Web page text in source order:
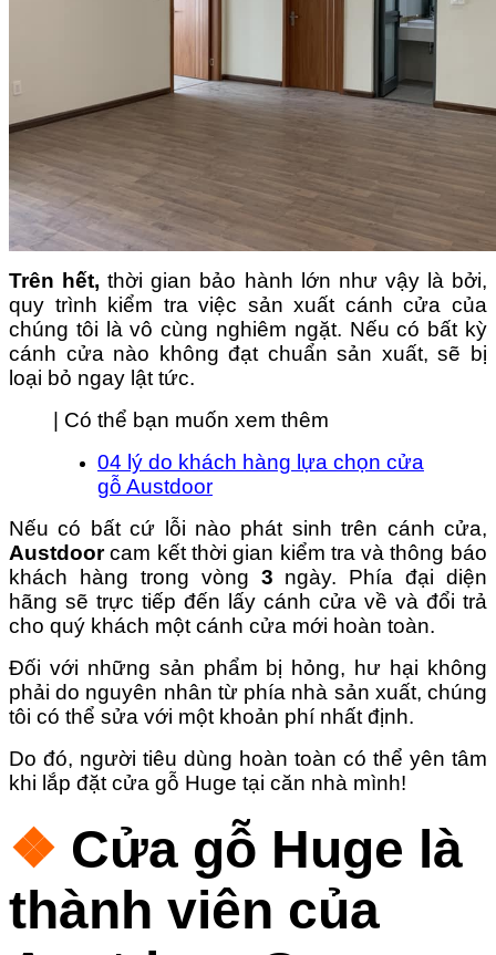
Trên hết, thời gian bảo hành lớn như vậy là bởi,
quy trình kiểm tra việc sản xuất cánh cửa của
chúng tôi là vô cùng nghiêm ngặt. Nếu có bất kỳ
cánh cửa nào không đạt chuẩn sản xuất, sẽ bị
loại bỏ ngay lật tức.
| Có thể bạn muốn xem thêm
04 lý do khách hàng lựa chọn cửa
gỗ Austdoor
Nếu có bất cứ lỗi nào phát sinh trên cánh cửa,
Austdoorcam kết thời gian kiểm tra và thông báo
khách hàng trong vòng 3 ngày. Phía đại diện
hãng sẽ trực tiếp đến lấy cánh cửa về và đổi trả
cho quý khách một cánh cửa mới hoàn toàn.
Đối với những sản phẩm bị hỏng, hư hại không
phải do nguyên nhân từ phía nhà sản xuất, chúng
tôi có thể sửa với một khoản phí nhất định.
Do đó, người tiêu dùng hoàn toàn có thể yên tâm
khi lắp đặt cửa gỗ Huge tại căn nhà mình!
❖ Cửa gỗ Huge là
thành viên của